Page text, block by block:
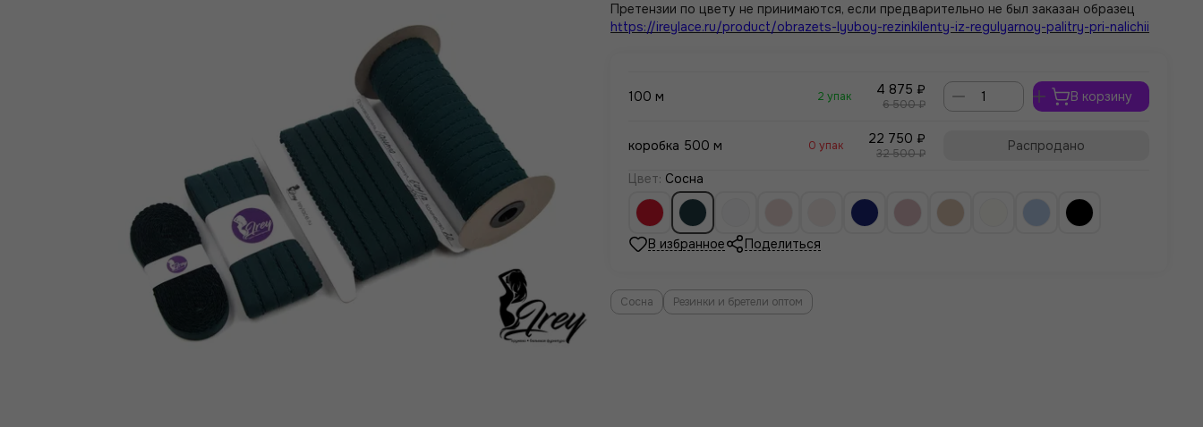
Претензии по цвету не принимаются, если предварительно не был заказан образец
https://ireylace.ru/product/obrazets-lyuboy-rezinkilenty-iz-regulyarnoy-palitry-pri-nalichii
100 м 2 упак 4 875 ₽
6 500 ₽ В корзину
коробка 500 м 0 упак 22 750 ₽
32 500 ₽ Распродано
Цвет: Сосна
Поделиться
Сосна Резинки и бретели оптом